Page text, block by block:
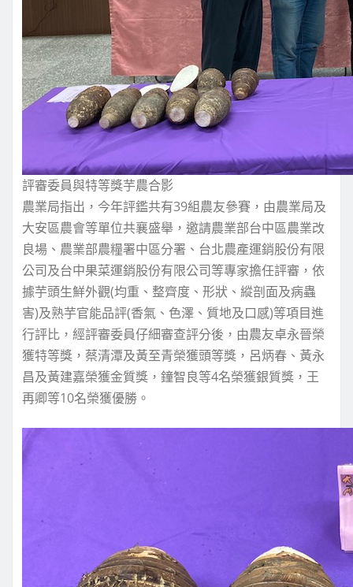
評審委員與特等獎芋農合影
農業局指出，今年評鑑共有39組農友參賽，由農業局及
大安區農會等單位共襄盛舉，邀請農業部台中區農業改
良場、農業部農糧署中區分署、台北農產運銷股份有限
公司及台中果菜運銷股份有限公司等專家擔任評審，依
據芋頭生鮮外觀(均重、整齊度、形狀、縱剖面及病蟲
害)及熟芋官能品評(香氣、色澤、質地及口感)等項目進
行評比，經評審委員仔細審查評分後，由農友卓永晉榮
獲特等獎，蔡清潭及黃至青榮獲頭等獎，呂炳春、黃永
昌及黃建嘉榮獲金質獎，鐘智良等4名榮獲銀質獎，王
再卿等10名榮獲優勝。